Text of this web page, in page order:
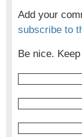
Add your
subscribe to
Be nice.